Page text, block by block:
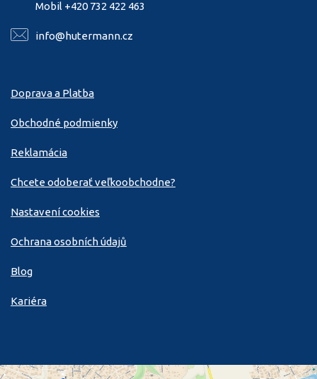
Mobil +420 732 422 463
info@hutermann.cz
Doprava a Platba
Obchodné podmienky
Reklamácia
Chcete odoberať veľkoobchodne?
Nastavení cookies
Ochrana osobních údajů
Blog
Kariéra